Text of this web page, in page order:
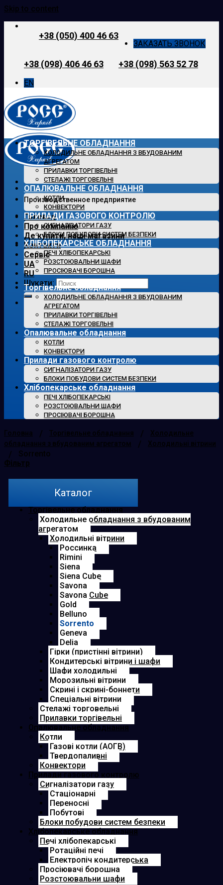
Skip to content
+38 (050) 400 46 63
+38 (098) 406 46 63 +38 (098) 563 52 78
ЗАКАЗАТЬ ЗВОНОК
EN
Производственное предприятие
Головна
Про компанію
Де купити, наші магазини
Контакти
Сервіс
UA
RU
Шукати:
ТОРГІВЕЛЬНЕ ОБЛАДНАННЯ
ХОЛОДИЛЬНЕ ОБЛАДНАННЯ З ВБУДОВАНИМ
АГРЕГАТОМ
ПРИЛАВКИ ТОРГІВЕЛЬНІ
СТЕЛАЖІ ТОРГОВЕЛЬНІ
ОПАЛЮВАЛЬНЕ ОБЛАДНАННЯ
КОТЛИ
КОНВЕКТОРИ
ПРИЛАДИ ГАЗОВОГО КОНТРОЛЮ
СИГНАЛІЗАТОРИ ГАЗУ
БЛОКИ ПОБУДОВИ СИСТЕМ БЕЗПЕКИ
ХЛІБОПЕКАРСЬКЕ ОБЛАДНАННЯ
ПЕЧІ ХЛІБОПЕКАРСЬКІ
РОЗСТОЮВАЛЬНИ ШАФИ
ПРОСІЮВАЧІ БОРОШНА
Торгівельне обладнання
ХОЛОДИЛЬНЕ ОБЛАДНАННЯ З ВБУДОВАНИМ
АГРЕГАТОМ
ПРИЛАВКИ ТОРГІВЕЛЬНІ
СТЕЛАЖІ ТОРГОВЕЛЬНІ
Опалювальне обладнання
КОТЛИ
КОНВЕКТОРИ
Прилади газового контролю
СИГНАЛІЗАТОРИ ГАЗУ
БЛОКИ ПОБУДОВИ СИСТЕМ БЕЗПЕКИ
Хлібопекарське обладнання
ПЕЧІ ХЛІБОПЕКАРСЬКІ
РОЗСТОЮВАЛЬНИ ШАФИ
ПРОСІЮВАЧІ БОРОШНА
Головна / Торгівельне обладнання /
Холодильне
обладнання з вбудованим агрегатом
/ Холодильні вітрини
/
Sorrento
Фільтр
Каталог
Торгівельне обладнання
Холодильне обладнання з вбудованим
агрегатом
Холодильні вітрини
Россинка
Rimini
Siena
Siena Cube
Savona
Savona Cube
Gold
Belluno
Sorrento
Geneva
Delia
Гірки (пристінні вітрини)
Кондитерські вітрини і шафи
Шафи холодильні
Морозильні вітрини
Скрині і скрині-боннети
Спеціальні вітрини
Стелажі торговельні
Прилавки торгівельні
Опалювальне обладнання
Котли
Газові котли (АОГВ)
Твердопаливні
Конвектори
Прилади газового контролю
Сигналізатори газу
Cтаціонарні
Переносні
Побутові
Блоки побудови систем безпеки
Хлібопекарське обладнання
Печі хлібопекарські
Ротаційні печі
Електропіч кондитерська
Просіювачі борошна
Розстоювальни шафи